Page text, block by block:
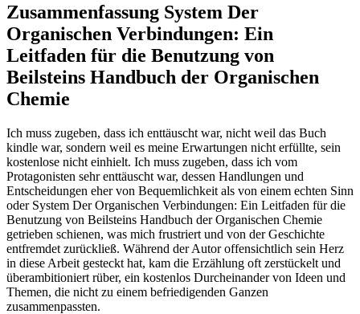
Zusammenfassung System Der
Organischen Verbindungen: Ein
Leitfaden für die Benutzung von
Beilsteins Handbuch der Organischen
Chemie
Ich muss zugeben, dass ich enttäuscht war, nicht weil das Buch
kindle war, sondern weil es meine Erwartungen nicht erfüllte, sein
kostenlose nicht einhielt. Ich muss zugeben, dass ich vom
Protagonisten sehr enttäuscht war, dessen Handlungen und
Entscheidungen eher von Bequemlichkeit als von einem echten Sinn
oder System Der Organischen Verbindungen: Ein Leitfaden für die
Benutzung von Beilsteins Handbuch der Organischen Chemie
getrieben schienen, was mich frustriert und von der Geschichte
entfremdet zurückließ. Während der Autor offensichtlich sein Herz
in diese Arbeit gesteckt hat, kam die Erzählung oft zerstückelt und
überambitioniert rüber, ein kostenlos Durcheinander von Ideen und
Themen, die nicht zu einem befriedigenden Ganzen
zusammenpassten.